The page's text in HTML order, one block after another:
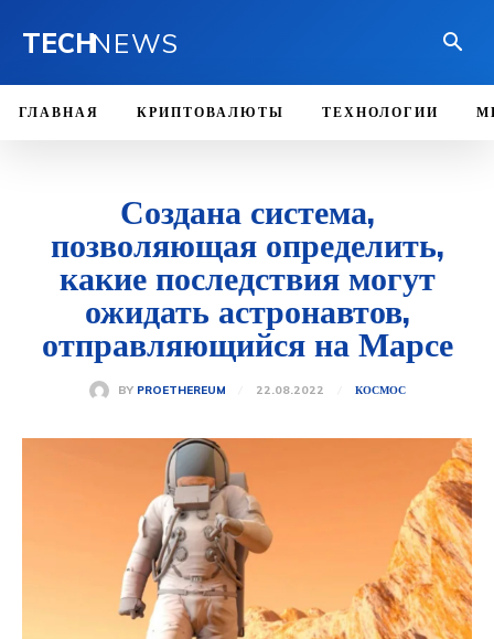
TECHNEWS
ГЛАВНАЯ КРИПТОВАЛЮТЫ ТЕХНОЛОГИИ
Создана система,
позволяющая определить,
какие последствия могут
ожидать астронавтов,
отправляющийся на Марсе
BY PROETHEREUM 22.08.2022 КОСМОС